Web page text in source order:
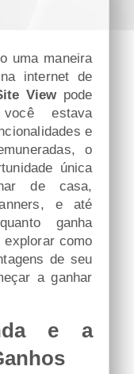
internet de
Viewpode
estava
e
o
única
de casa,
e até
ganha
como
de seu
a ganhar
e a